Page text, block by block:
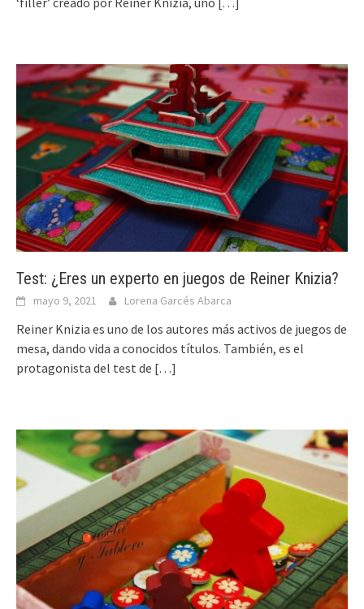
Test: ¿Eres un experto en juegos de Reiner Knizia?
mayo 9, 2021 Lorena Garcés Abarca
Reiner Knizia es uno de los autores más activos de juegos de
mesa, dando vida a conocidos títulos. También, es el
protagonista del test de […]